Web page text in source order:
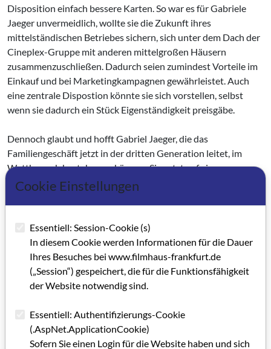
Disposition einfach bessere Karten. So war es für Gabriele
Jaeger unvermeidlich, wollte sie die Zukunft ihres
mittelständischen Betriebes sichern, sich unter dem Dach der
Cineplex-Gruppe mit anderen mittel­großen Häusern
zusammenzuschließen. Dadurch seien zumindest Vorteile im
Einkauf und bei Marke­tingkampagnen gewährleistet. Auch
eine zentrale Dispostion könnte sie sich vorstellen, selbst
wenn sie dadurch ein Stück Eigenständigkeit preisgäbe.
Dennoch glaubt und hofft Gabriel Jaeger, die das
Familiengeschäft jetzt in der dritten Generation leitet, im
Wettbewerb bestehen zu können. Sie setzt auf ein
familienfreundlichen Repertoiremix, der Mainstream ebenso
beinhaltet wie ambitionierte Kunstfilme. Und auf den Charme
großer Kinobunker, wie sie es nennt. "Bei uns werden Sie am
Telefon noch persönlich beraten. Da können Schulen noch
individuell mit uns auch Sondervor­stellungen abstimmen."
Und an dieser Geschäftspolitik sollen sich auch die
technische Neuerungen wie die Einführung des Online-
Ticketing gehören aber auch die geplante Umgestaltung des
Foyerbereichs, um mehr Flair zu gewinnen und das Angebot
Cookie Einstellungen
Essentiell: Session-Cookie (s)
In diesem Cookie werden Informationen für die Dauer
Ihres Besuches bei www.filmhaus-frankfurt.de
(„Session“) gespeichert, die für die Funktionsfähigkeit
der Website notwendig sind.
Essentiell: Authentifizierungs-Cookie
(.AspNet.ApplicationCookie)
Sofern Sie einen Login für die Website haben und sich